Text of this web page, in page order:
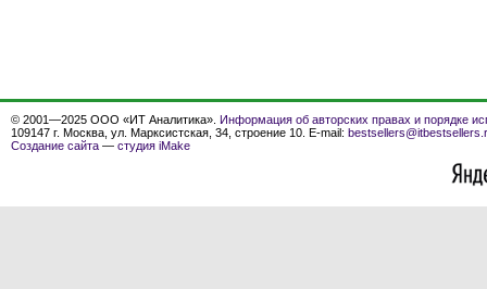
© 2001—2025 ООО «ИТ Аналитика». Информация об авторских правах и порядке
109147 г. Москва, ул. Марксистская, 34, строение 10. E-mail:
Создание сайта — студия iMake